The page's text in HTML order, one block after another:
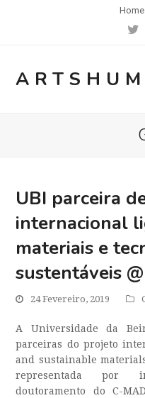
Home
UBI parceira
internacional
materiais e
sustentáveis
24 Fevereiro, 2019
A Universidade da
parceiras do projeto
and sustainable
representada por
doutoramento do C-